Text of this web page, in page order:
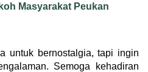
Masyarakat Peukan
untuk bernostalgia, tapi ingin
Semoga kehadiran